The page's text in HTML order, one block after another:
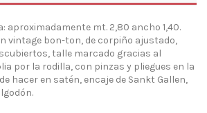
aproximadamente mt. 2,80 ancho 1,40.
vintage bon-ton, de corpiño ajustado,
talle marcado gracias al
por la rodilla, con pinzas y pliegues en la
hacer en satén, encaje de Sankt Gallen,